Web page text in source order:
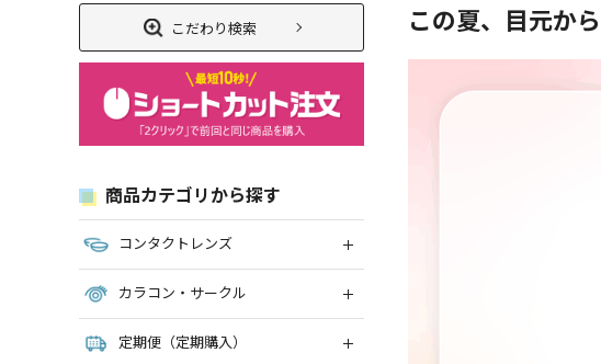
この夏、目元か
こだわり検索
商品カテゴリから探す
コンタクトレンズ
カラコン・サークル
定期便（定期購入）